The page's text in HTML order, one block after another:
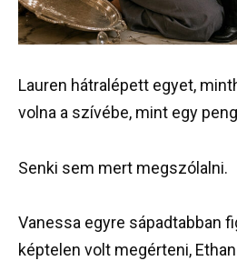
Lauren hátralépett egyet,
volna a szívébe, mint egy
Senki sem mert megszólalni.
Vanessa egyre sápadtabban
képtelen volt megérteni,